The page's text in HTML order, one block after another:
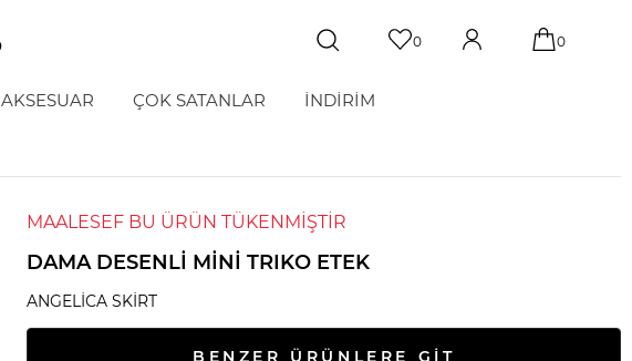
0 0
AKSESUAR ÇOK SATANLAR İNDİRİM
MAALESEF BU ÜRÜN TÜKENMİŞTİR
DAMA DESENLI MINI TRIKO ETEK
ANGELICA SKIRT
BENZER ÜRÜNLERE GİT